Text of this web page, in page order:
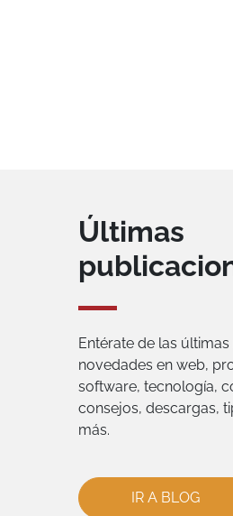
Últimas
Entérate de las
novedades en web,
software, tecnología,
consejos, descargas,
más.
IR A BLOG